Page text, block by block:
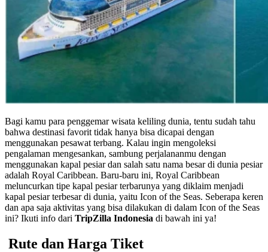
Bagi kamu para penggemar wisata keliling dunia, tentu sudah tahu
bahwa destinasi favorit tidak hanya bisa dicapai dengan
menggunakan pesawat terbang. Kalau ingin mengoleksi
pengalaman mengesankan, sambung perjalananmu dengan
menggunakan kapal pesiar dan salah satu nama besar di dunia pesiar
adalah Royal Caribbean. Baru-baru ini, Royal Caribbean
meluncurkan tipe kapal pesiar terbarunya yang diklaim menjadi
kapal pesiar terbesar di dunia, yaitu Icon of the Seas. Seberapa keren
dan apa saja aktivitas yang bisa dilakukan di dalam Icon of the Seas
ini? Ikuti info dari TripZilla Indonesia di bawah ini ya!
Rute dan Harga Tiket